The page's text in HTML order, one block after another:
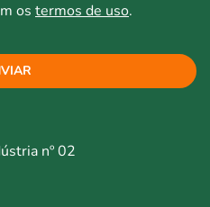
os termos de uso.
nº 02